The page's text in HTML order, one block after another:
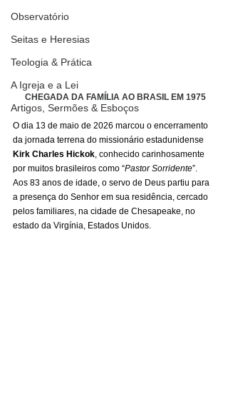
Observatório
Seitas e Heresias
Teologia & Prática
A Igreja e a Lei
Artigos, Sermões & Esboços
CHEGADA DA FAMÍLIA AO BRASIL EM 1975
O dia 13 de maio de 2026 marcou o encerramento
da jornada terrena do missionário estadunidense
Kirk Charles Hickok, conhecido carinhosamente
por muitos brasileiros como “Pastor Sorridente”.
Aos 83 anos de idade, o servo de Deus partiu para
a presença do Senhor em sua residência, cercado
pelos familiares, na cidade de Chesapeake, no
estado da Virgínia, Estados Unidos.